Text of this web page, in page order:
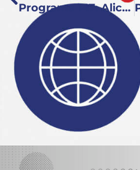
Programa 147: Alice in Wonderland